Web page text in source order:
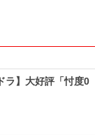
ラ】大好評「忖度0